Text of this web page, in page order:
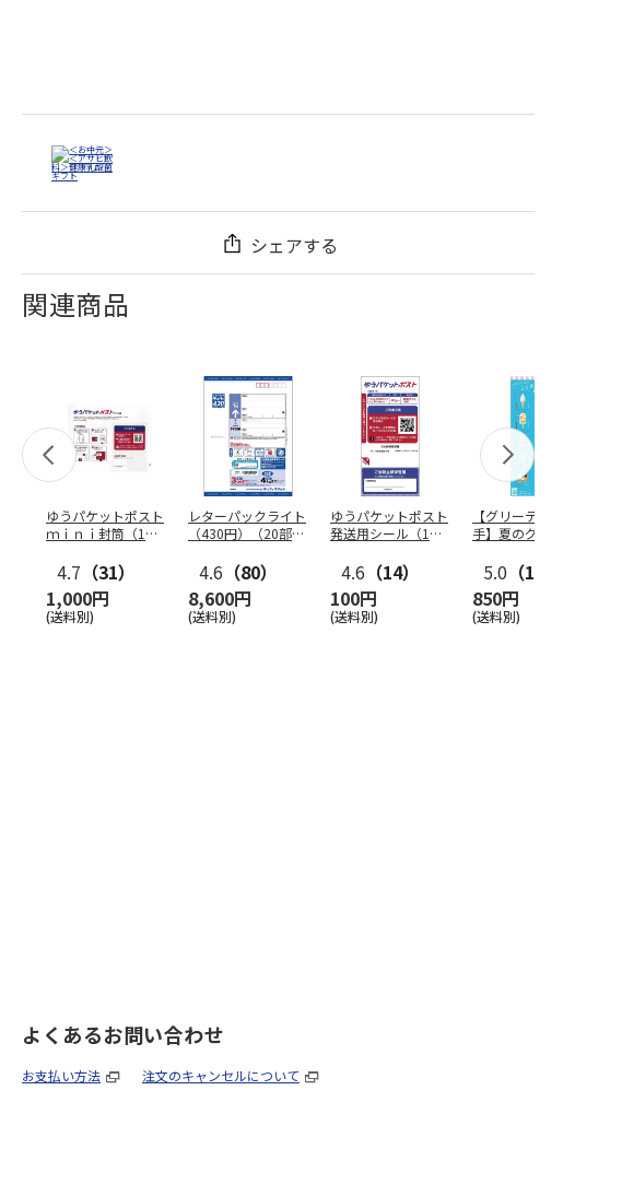
シェアする
関連商品
ゆうパケットポスト
ｍｉｎｉ封筒（1個
4.7 （31）
1,000円
(送料別)
レターパックライト
（430円）（20部セ
4.6 （80）
8,600円
(送料別)
ゆうパケットポスト
発送用シール（1個
4.6 （14）
100円
(送料別)
【グリーティング切
手】夏のグリーティ
5.0 （10）
850円
(送料別)
よくあるお問い合わせ
お支払い方法 注文のキャンセルについて